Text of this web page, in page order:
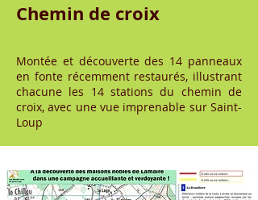
Chemin de croix
Montée et découverte des 14 panneaux
en fonte récemment restaurés, illustrant
chacune les 14 stations du chemin de
croix, avec une vue imprenable sur Saint-
Loup